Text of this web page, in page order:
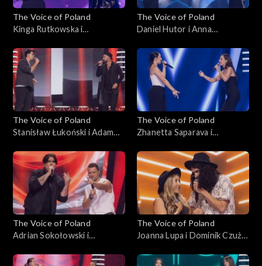
The Voice of Poland
Kinga Rutkowska i
„Love in the Dark”, „The
Voice of Poland”, Bitwy, 25
października 2025
The Voice of Poland
Daniel Hutor i Anna
Reason”, „The Voice of
Poland”, Bitwy, 25
października 2025
The Voice of Poland
Stanisław Łukoński i Adam
Magdaleno”, „The Voice of
Poland”, Bitwy, 25
października 2025
The Voice of Poland
Zhanetta Saparava i
Are Doin’ It for Themselves”,
„The Voice of Poland”, Bitwy,
25 października 2025
The Voice of Poland
Adrian Sokołowski i
Do You Believe In?”; „The
The Voice of Poland
Joanna Lupa i Dominik Czuż –
Poland”, Bitwy, 18